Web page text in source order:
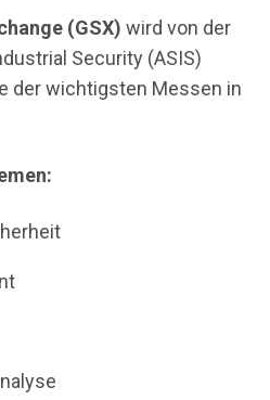
(GSX) wird von der
Security (ASIS)
der wichtigsten Messen in